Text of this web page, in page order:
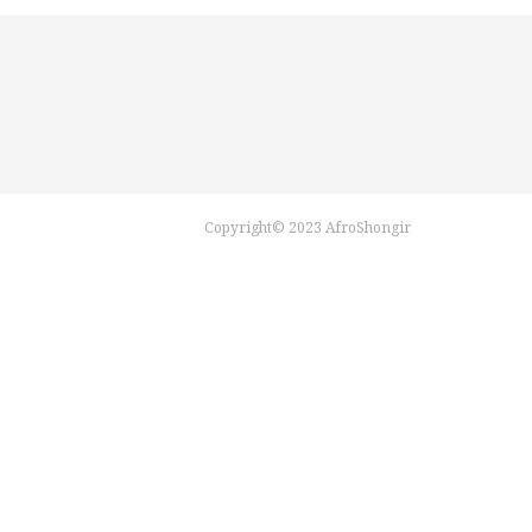
Copyright© 2023 AfroShongir